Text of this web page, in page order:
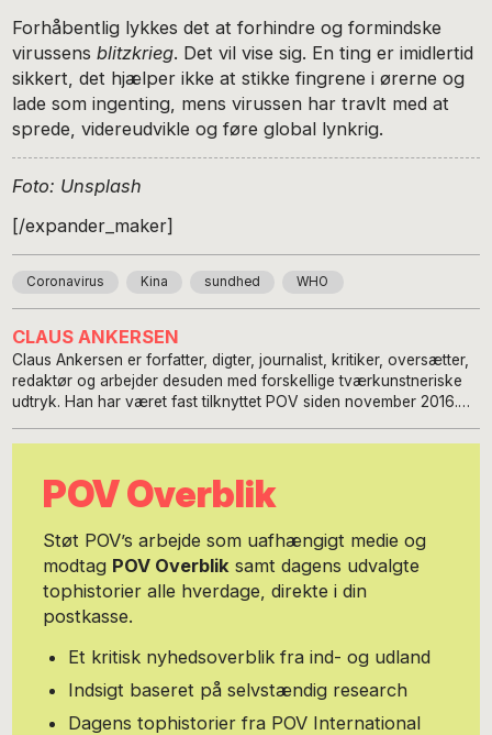
Forhåbentlig lykkes det at forhindre og formindske
virussensblitzkrieg. Det vil vise sig. En ting er imidlertid
sikkert, det hjælper ikke at stikke fingrene i ørerne og
lade som ingenting, mens virussen har travlt med at
sprede, videreudvikle og føre global lynkrig.
Foto: Unsplash
[/expander_maker]
Coronavirus Kina sundhed WHO
CLAUS ANKERSEN
Claus Ankersen er forfatter, digter, journalist, kritiker, oversætter,
redaktør og arbejder desuden med forskellige tværkunstneriske
udtryk. Han har været fast tilknyttet POV siden november 2016.
og bestyrelsesmedlem i European Writers' Council. Han er
arbejder med et tværkunstnerisk og internationalt fokus. Udvalgt
materiale er oversat til svensk, finsk, estisk, russisk, polsk,
usbekisk, spansk, malayalam, makedonsk, græsk, tyrkisk,
portugisisk og kinesisk.
POV Overblik
Støt POV’s arbejde som uafhængigt medie og
modtag POV Overbliksamt dagens udvalgte
tophistorier alle hverdage, direkte i din
postkasse.
Et kritisk nyhedsoverblik fra ind- og udland
Indsigt baseret på selvstændig research
Dagens tophistorier fra POV International